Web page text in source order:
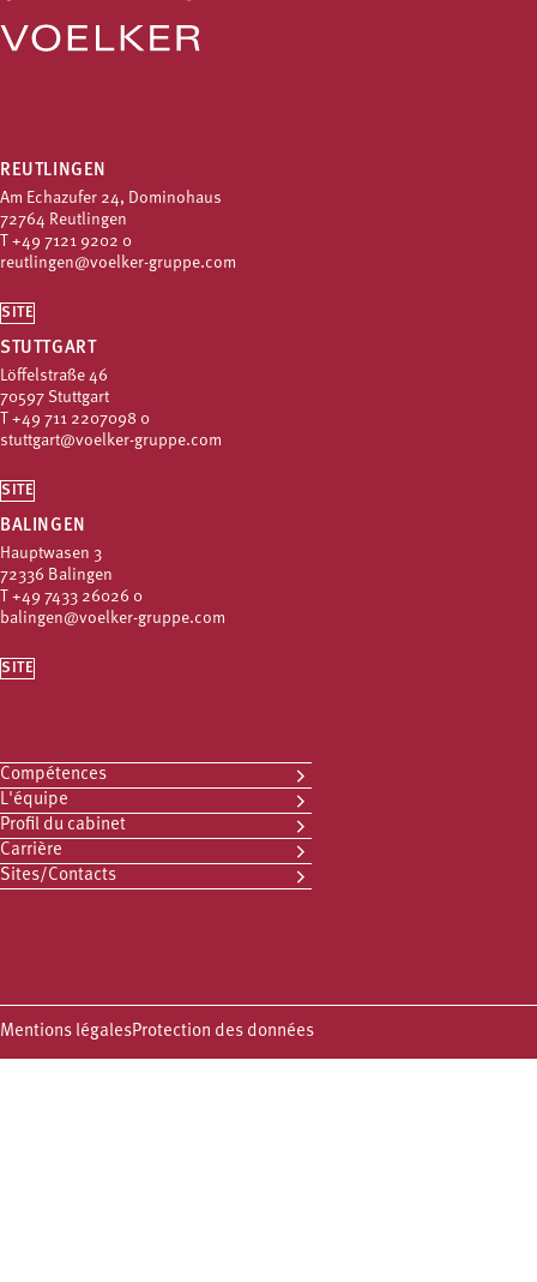
REUTLINGEN
Am Echazufer 24, Dominohaus
72764 Reutlingen
T +49 7121 9202 0
reutlingen@voelker-gruppe.com
SITE
STUTTGART
Löffelstraße 46
70597 Stuttgart
T +49 711 2207098 0
stuttgart@voelker-gruppe.com
SITE
BALINGEN
Hauptwasen 3
72336 Balingen
T +49 7433 26026 0
balingen@voelker-gruppe.com
SITE
Compétences
L'équipe
Profil du cabinet
Carrière
Sites/Contacts
Mentions légalesProtection des données